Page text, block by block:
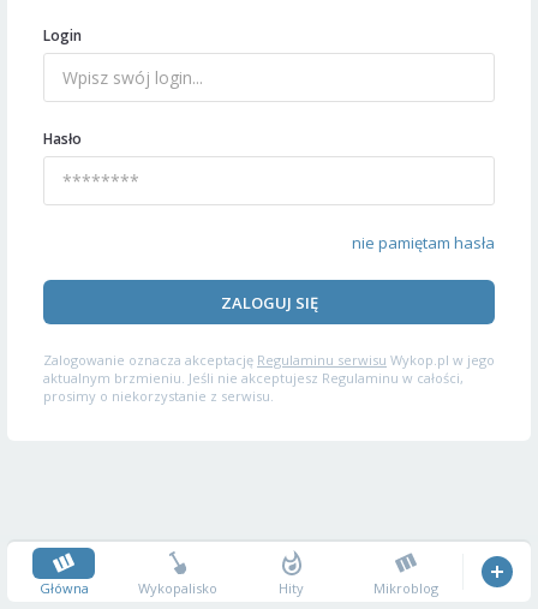
Login
Hasło
nie pamiętam hasła
ZALOGUJ SIĘ
Zalogowanie oznacza akceptację Regulaminu serwisu Wykop.pl w jego
aktualnym brzmieniu. Jeśli nie akceptujesz Regulaminu w całości,
prosimy o niekorzystanie z serwisu.
Główna Wykopalisko Hity Mikroblog